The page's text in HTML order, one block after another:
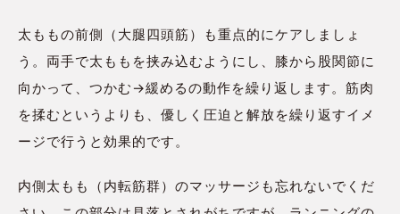
太ももの前側（大腿四頭筋）も重点的にケアしましょ
う。両手で太ももを挟み込むようにし、膝から股関節に
向かって、つかむ→緩めるの動作を繰り返します。筋肉
を揉むというよりも、優しく圧迫と解放を繰り返すイメ
ージで行うと効果的です。
内側太もも（内転筋群）のマッサージも忘れないでくだ